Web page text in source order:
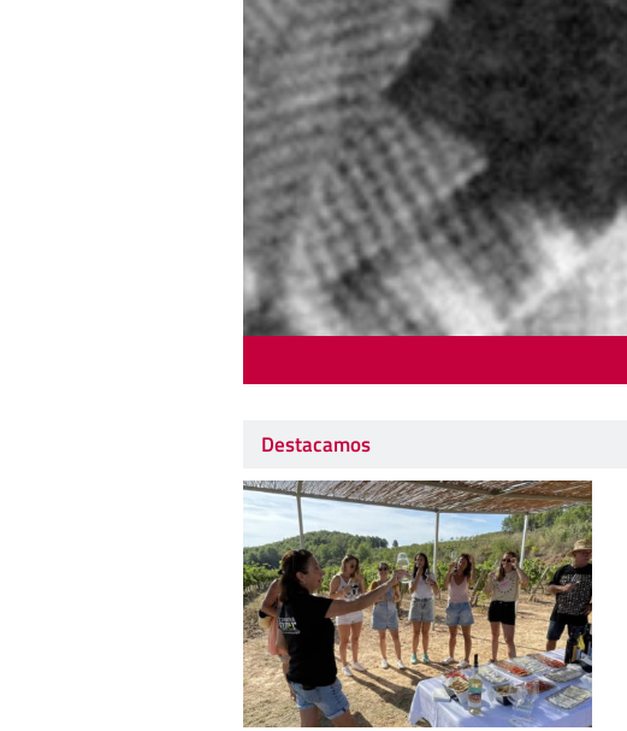
Destacamos